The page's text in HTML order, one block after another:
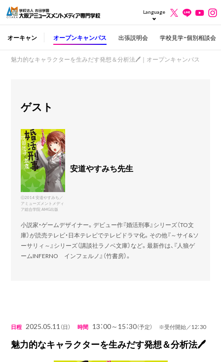
Language
オーキャン オープンキャンパス 出張説明会 学校見学・個別相談会
魅力的なキャラクターを生みだす発想＆分析法🖊｜オープンキャンパス
ゲスト
ⓒ2014 安道やすみち／
アミューズメントメディ
ア総合学院 AMG出版
安道やすみち先生
小説家・ゲームデザイナー。デビュー作『婚活刑事』シリーズ（TO文
庫）が読売テレビ・日本テレビでテレビドラマ化。その他『～サイ&ソ
ーサリィ～』シリーズ（講談社ラノベ文庫）など。最新作は、『人狼ゲ
ームINFERNO インフェルノ』（竹書房）。
日程 2025.05.11 （日） 時間 13：00～15：30（予定） ※受付開始／12：30
魅力的なキャラクターを生みだす発想＆分析法🖊